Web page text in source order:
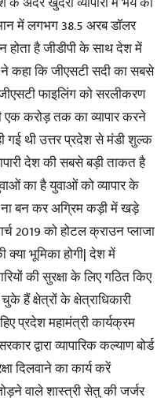
in
Hindi,
Today
Hindi
में लगभग 38.5 अरब डॉलर
होता है जीडीपी के साथ देश में
ने कहा कि जीएसटी सदी का सबसे
फाइलिंग को सरलीकरण
एक करोड़ तक का व्यापार करने
गई थी उत्तर प्रदेश से मंडी शुल्क
देश की सबसे बड़ी ताकत है
का है युवाओं को व्यापार के
ना बन कर अग्रिम कड़ी में खड़े
2019 को होटल क्राउन प्लाजा
भूमिका होगी| देश में
की सुरक्षा के लिए गठित किए
हैं क्षेत्रों के क्षेत्राधिकारी
प्रदेश महामंत्री कार्यक्रम
द्वारा व्यापारिक कल्याण बोर्ड
दिलवाने का कार्य करें
वाले शास्त्री सेतु की जर्जर